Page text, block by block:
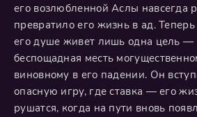
его возлюбленной Аслы навсегда
превратило его жизнь в ад.
его душе живет лишь одна цель —
беспощадная месть
виновному в его падении. Он
опасную игру, где ставка — его
рушатся, когда на пути вновь